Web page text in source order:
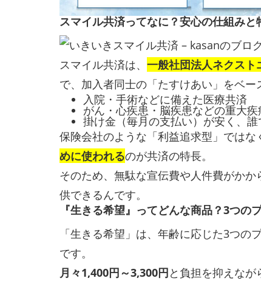
スマイル共済ってなに？安心の仕組みと
スマイル共済は、 一般社団法人ネクスト
で、加入者同士の「たすけあい」をベー
入院・手術などに備えた医療共済
がん・心疾患・脳疾患などの重大
掛け金（毎月の支払い）が安く、
保険会社のような「利益追求型」ではな
めに使われるのが共済の特長。
そのため、無駄な宣伝費や人件費がか
供できるんです。
『生きる希望』ってどんな商品？3つの
「生きる希望」は、年齢に応じた3つの
です。
月々1,400円～3,300円と負担を抑えな